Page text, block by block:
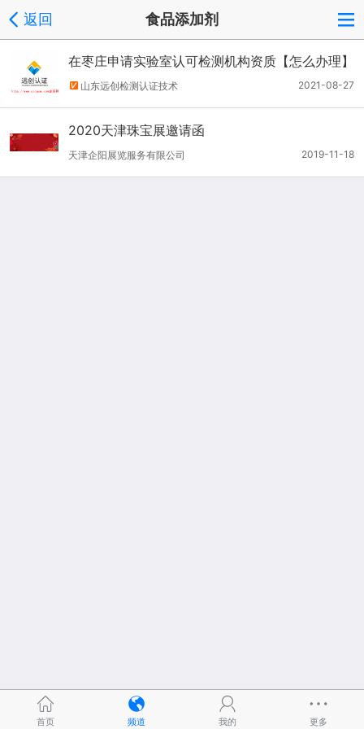
返回 食品添加剂
在枣庄申请实验室认可检测机构资质【怎么办理】
2021-08-27
山东远创检测认证技术
2020天津珠宝展邀请函
2019-11-18
天津企阳展览服务有限公司
首页 频道 我的 更多